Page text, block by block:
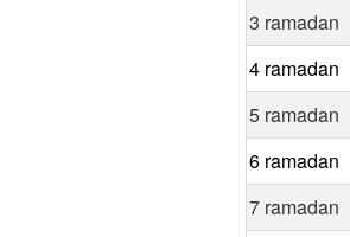
3 ramadan
4 ramadan
5 ramadan
6 ramadan
7 ramadan